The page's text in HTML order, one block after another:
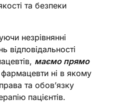
та безпеки
незрівнянні
відповідальності
маємо прямо
ні в якому
та обов’язку
пацієнтів.